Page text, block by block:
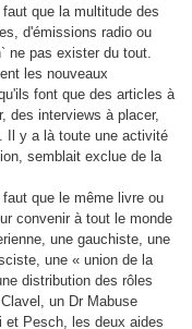
que la multitude des
d'émissions radio ou
ne pas exister du tout.
les nouveaux
font que des articles à
des interviews à placer,
Il y a là toute une activité
semblait exclue de la
que le même livre ou
convenir à tout le monde
une gauchiste, une
une « union de la
distribution des rôles
un Dr Mabuse
et Pesch, les deux aides